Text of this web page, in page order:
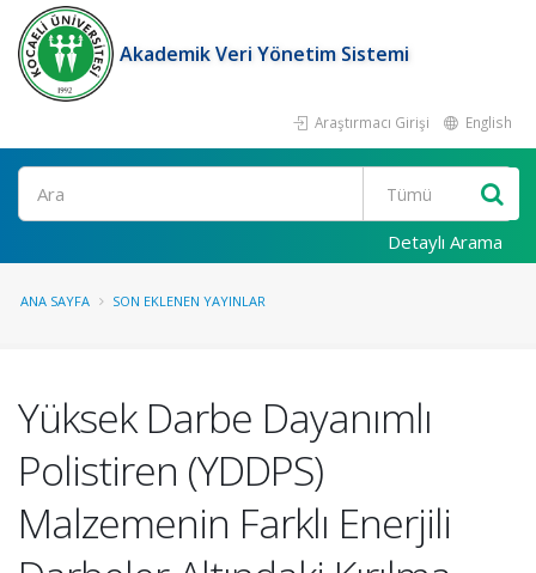
Akademik Veri Yönetim Sistemi
Araştırmacı Girişi English
Ara
Detaylı Arama
ANA SAYFA SON EKLENEN YAYINLAR
Yüksek Darbe Dayanımlı
Polistiren (YDDPS)
Malzemenin Farklı Enerjili